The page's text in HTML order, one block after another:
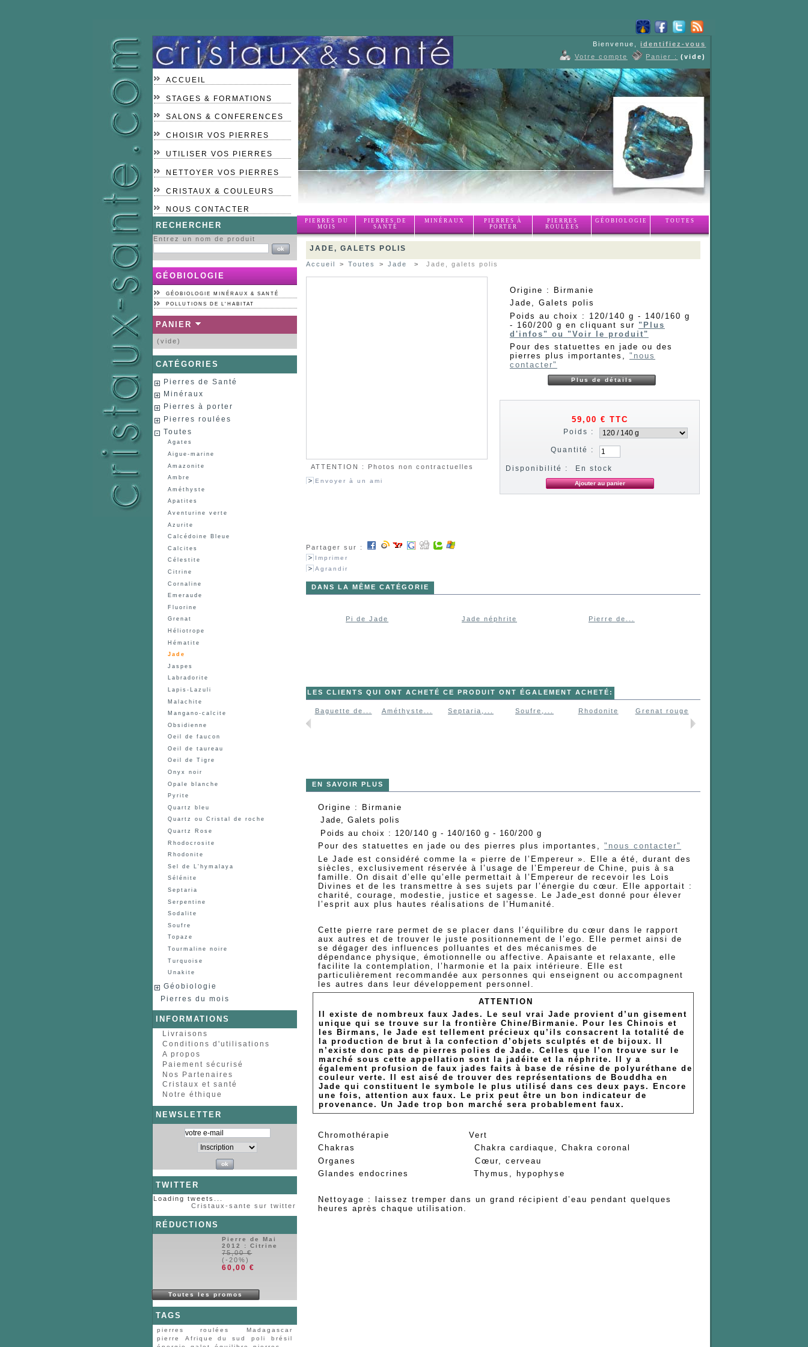
ACCUEIL
STAGES & FORMATIONS
SALONS & CONFERENCES
CHOISIR VOS PIERRES
UTILISER VOS PIERRES
NETTOYER VOS PIERRES
CRISTAUX & COULEURS
NOUS CONTACTER
Bienvenue,identifiez-vous
Panier :
(vide)
Votre compte
PIERRES DU
MOIS
PIERRES DE
SANTÉ
MINÉRAUX
PIERRES À
PORTER
PIERRES
ROULÉES
GÉOBIOLOGIE TOUTES
RECHERCHER
Entrez un nom de produit
GÉOBIOLOGIE
GÉOBIOLOGIE MINÉRAUX & SANTÉ
POLLUTIONS DE L'HABITAT
PANIER
(vide)
CATÉGORIES
Pierres de Santé
Minéraux
Pierres à porter
Pierres roulées
Toutes
Agates
Aigue-marine
Amazonite
Ambre
Améthyste
Apatites
Aventurine verte
Azurite
Calcédoine Bleue
Calcites
Célestite
Citrine
Cornaline
Emeraude
Fluorine
Grenat
Héliotrope
Hématite
Jade
Jaspes
Labradorite
Lapis-Lazuli
Malachite
Mangano-calcite
Obsidienne
Oeil de faucon
Oeil de taureau
Oeil de Tigre
Onyx noir
Opale blanche
Pyrite
Quartz bleu
Quartz ou Cristal de roche
Quartz Rose
Rhodocrosite
Rhodonite
Sel de L'hymalaya
Sélénite
Septaria
Serpentine
Sodalite
Soufre
Topaze
Tourmaline noire
Turquoise
Unakite
Géobiologie
Pierres du mois
INFORMATIONS
Livraisons
Conditions d'utilisations
A propos
Paiement sécurisé
Nos Partenaires
Cristaux et santé
Notre éthique
NEWSLETTER
TWITTER
Loading tweets...
Cristaux-sante sur twitter
RÉDUCTIONS
Pierre de Mai
2012 : Citrine
75,00 €
(-20%)
60,00 €
Toutes les promos
TAGS
pierres roulées
Madagascar
pierre
Afrique du sud poli
brésil
JADE, GALETS POLIS
Accueil > Toutes > Jade > Jade, galets polis
ATTENTION : Photos non contractuelles
Envoyer à un ami
Partager sur :
Imprimer
Agrandir
Origine : Birmanie
Jade, Galets polis
Poids au choix : 120/140 g - 140/160 g
- 160/200 g en cliquant sur "Plus
d'infos" ou "Voir le produit"
Pour des statuettes en jade ou des
pierres plus importantes, "nous
contacter"
Plus de détails
59,00 € TTC
Poids :
Quantité :
Disponibilité : En stock
DANS LA MÊME CATÉGORIE
Pi de Jade Jade néphrite Pierre de...
LES CLIENTS QUI ONT ACHETÉ CE PRODUIT ONT ÉGALEMENT ACHETÉ:
Baguette de... Améthyste... Septaria,... Soufre,... Rhodonite Grenat rouge
EN SAVOIR PLUS
Origine : Birmanie
Jade, Galets polis
Poids au choix : 120/140 g - 140/160 g - 160/200 g
Pour des statuettes en jade ou des pierres plus importantes,"nous contacter"
Le Jade est considéré comme la « pierre de l’Empereur ». Elle a été, durant des
siècles, exclusivement réservée à l’usage de l’Empereur de Chine, puis à sa
famille. On disait d’elle qu’elle permettait à l’Empereur de recevoir les Lois
Divines et de les transmettre à ses sujets par l’énergie du cœur. Elle apportait :
charité, courage, modestie, justice et sagesse. Le Jade est donné pour élever
l’esprit aux plus hautes réalisations de l’Humanité.
Cette pierre rare permet de se placer dans l’équilibre du cœur dans le rapport
aux autres et de trouver le juste positionnement de l’ego. Elle permet ainsi de
se dégager des influences polluantes et des mécanismes de
dépendance physique, émotionnelle ou affective. Apaisante et relaxante, elle
facilite la contemplation, l’harmonie et la paix intérieure. Elle est
particulièrement recommandée aux personnes qui enseignent ou accompagnent
les autres dans leur développement personnel.
ATTENTION
Il existe de nombreux faux Jades. Le seul vrai Jade provient d’un gisement
unique qui se trouve sur la frontière Chine/Birmanie. Pour les Chinois et
les Birmans, le Jade est tellement précieux qu’ils consacrent la totalité de
la production de brut à la confection d’objets sculptés et de bijoux. Il
n’existe donc pas de pierres polies de Jade. Celles que l’on trouve sur le
marché sous cette appellation sont la jadéite et la néphrite. Il y a
également profusion de faux jades faits à base de résine de polyuréthane de
couleur verte. Il est aisé de trouver des représentations de Bouddha en
Jade qui constituent le symbole le plus utilisé dans ces deux pays. Encore
une fois, attention aux faux. Le prix peut être un bon indicateur de
provenance. Un Jade trop bon marché sera probablement faux.
Chromothérapie Vert
Chakras Chakra cardiaque, Chakra coronal
Organes Cœur, cerveau
Glandes endocrines Thymus, hypophyse
Nettoyage : laissez tremper dans un grand récipient d’eau pendant quelques
heures après chaque utilisation.